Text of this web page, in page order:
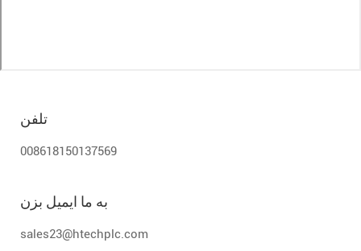
تلفن
008618150137569
به ما ایمیل بزن
sales23@htechplc.com